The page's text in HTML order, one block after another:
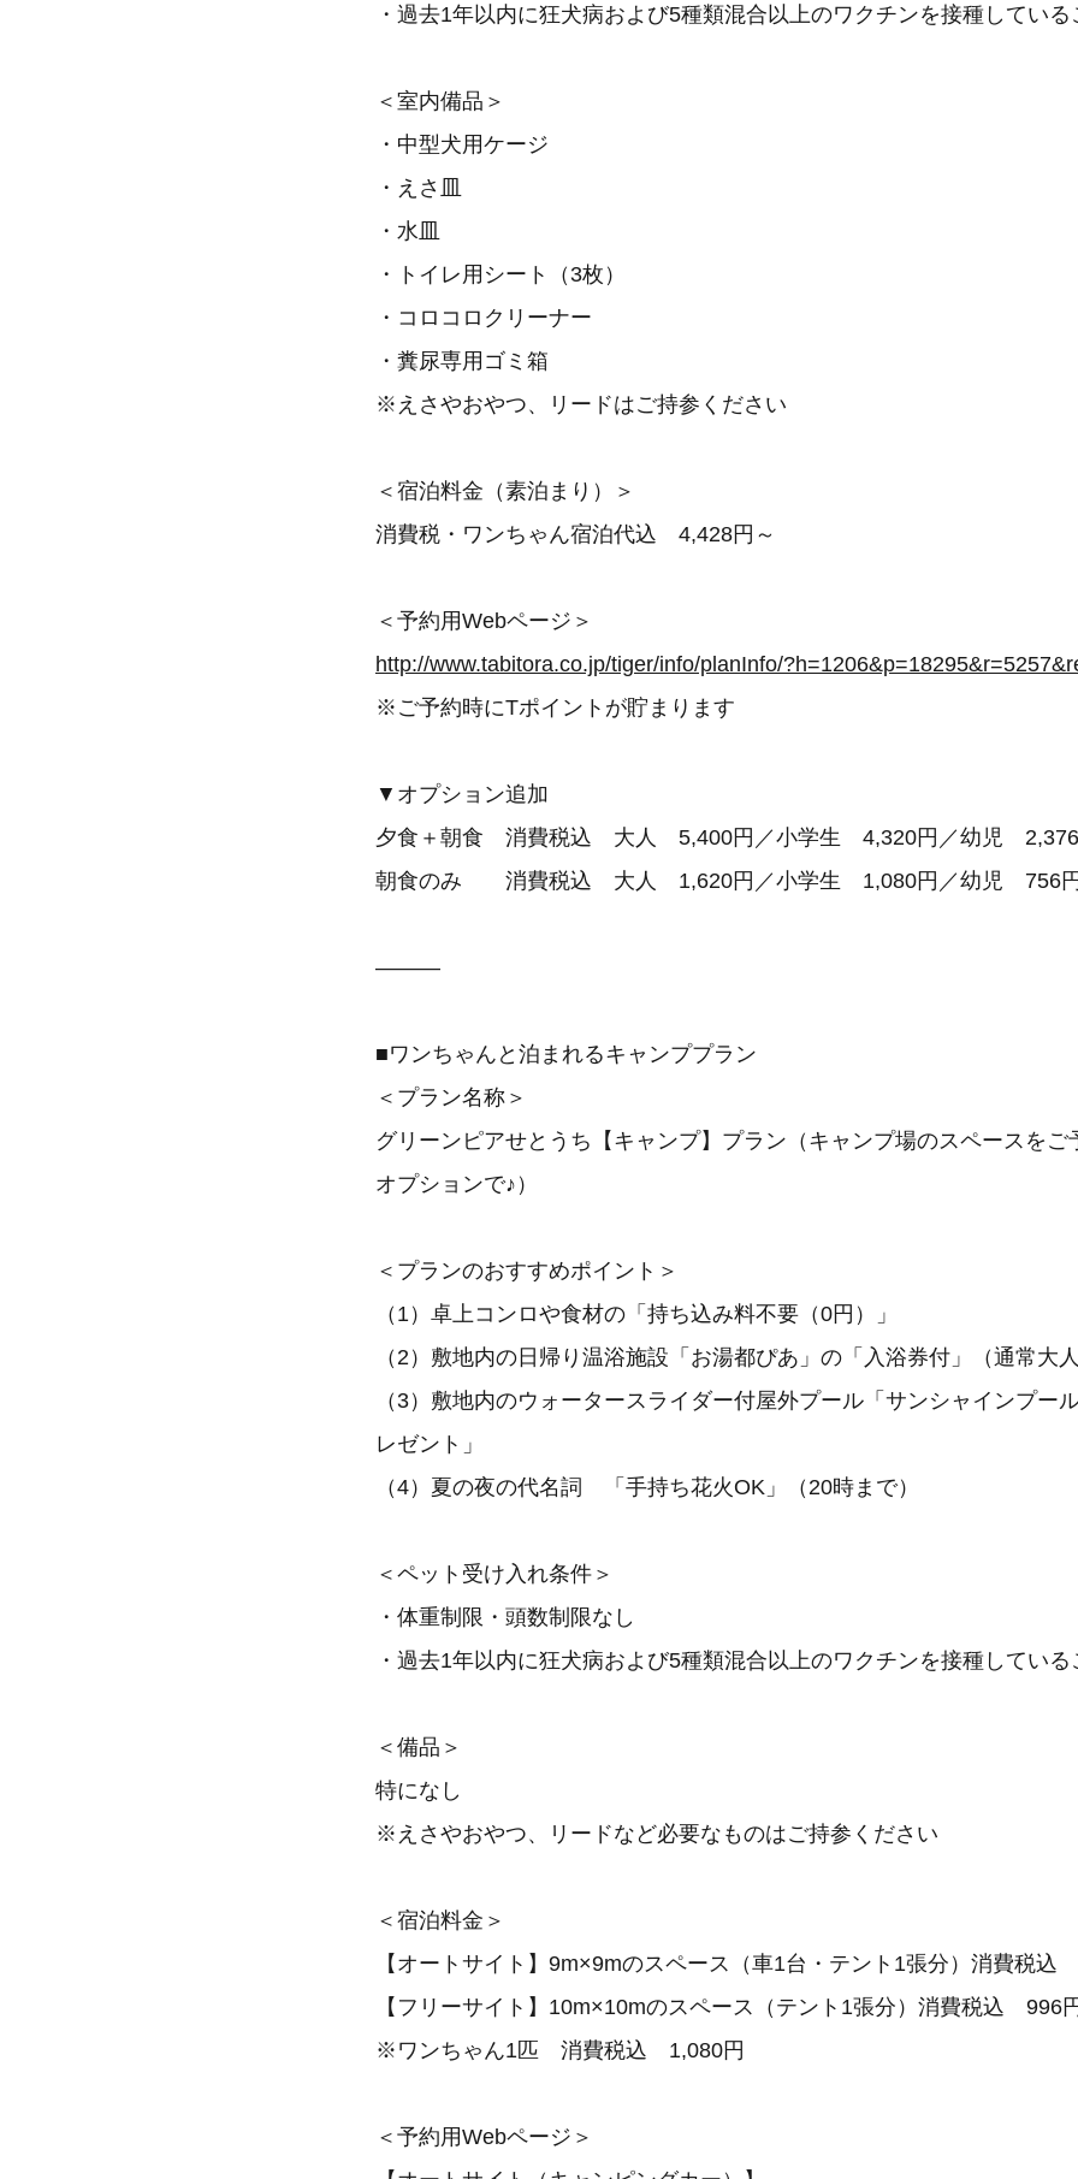
・過去1年以内に狂犬病および5種類混合以上のワクチンを接種している
＜室内備品＞
・中型犬用ケージ
・えさ皿
・水皿
・トイレ用シート（3枚）
・コロコロクリーナー
・糞尿専用ゴミ箱
※えさやおやつ、リードはご持参ください
＜宿泊料金（素泊まり）＞
消費税・ワンちゃん宿泊代込 4,428円～
＜予約用Webページ＞
http://www.tabitora.co.jp/tiger/info/planInfo/
※ご予約時にTポイントが貯まります
▼オプション追加
夕食＋朝食 消費税込 大人 5,400円／小学生 4,320円／幼児
朝食のみ 消費税込 大人 1,620円／小学生 1,080円／幼児 756
―――
■ワンちゃんと泊まれるキャンププラン
＜プラン名称＞
グリーンピアせとうち【キャンプ】プラン（キャンプ場のスペースをご
オプションで♪）
＜プランのおすすめポイント＞
（1）卓上コンロや食材の「持ち込み料不要（0円）」
（2）敷地内の日帰り温浴施設「お湯都ぴあ」の「入浴券付」（通常大人
（3）敷地内のウォータースライダー付屋外プール「サンシャインプー
レゼント」
（4）夏の夜の代名詞 「手持ち花火OK」（20時まで）
＜ペット受け入れ条件＞
・体重制限・頭数制限なし
・過去1年以内に狂犬病および5種類混合以上のワクチンを接種している
＜備品＞
特になし
※えさやおやつ、リードなど必要なものはご持参ください
＜宿泊料金＞
【オートサイト】9m×9mのスペース（車1台・テント1張分）消費税込
【フリーサイト】10m×10mのスペース（テント1張分）消費税込 996
※ワンちゃん1匹 消費税込 1,080円
＜予約用Webページ＞